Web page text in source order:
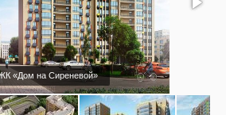
«Дом на Сиреневой»